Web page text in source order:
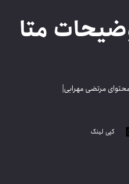
متا
مرتضی مهرابی|
کپی لینک